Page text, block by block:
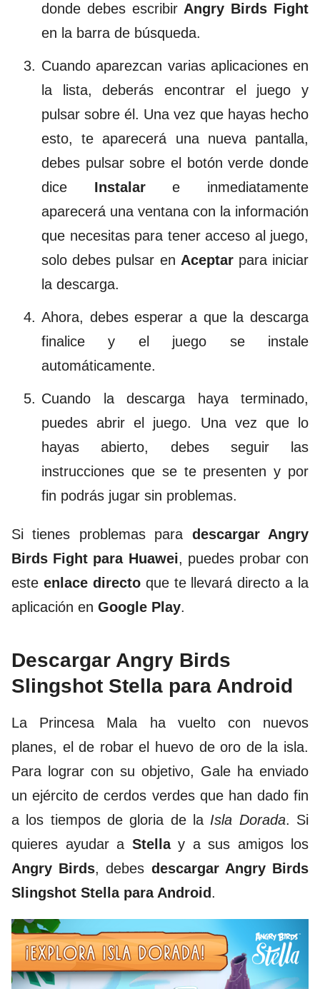
donde debes escribir Angry Birds Fight
en la barra de búsqueda.
Cuando aparezcan varias aplicaciones en
la lista, deberás encontrar el juego y
pulsar sobre él. Una vez que hayas hecho
esto, te aparecerá una nueva pantalla,
debes pulsar sobre el botón verde donde
dice Instalare inmediatamente
aparecerá una ventana con la información
que necesitas para tener acceso al juego,
solo debes pulsar en Aceptar para iniciar
la descarga.
Ahora, debes esperar a que la descarga
finalice y el juego se instale
automáticamente.
Cuando la descarga haya terminado,
puedes abrir el juego. Una vez que lo
hayas abierto, debes seguir las
instrucciones que se te presenten y por
fin podrás jugar sin problemas.
Si tienes problemas para descargar Angry
Birds Fight para Huawei, puedes probar con
este enlace directoque te llevará directo a la
aplicación en Google Play.
Descargar Angry Birds
Slingshot Stella para Android
La Princesa Mala ha vuelto con nuevos
planes, el de robar el huevo de oro de la isla.
Para lograr con su objetivo, Gale ha enviado
un ejército de cerdos verdes que han dado fin
a los tiempos de gloria de la Isla Dorada. Si
quieres ayudar a Stellay a sus amigos los
Angry Birds, debes descargar Angry Birds
Slingshot Stella para Android .